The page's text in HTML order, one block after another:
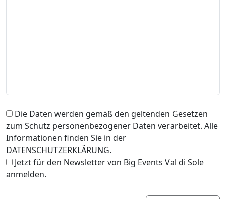
Die Daten werden gemäß den geltenden Gesetzen
zum Schutz personenbezogener Daten verarbeitet. Alle
Informationen finden Sie in der
DATENSCHUTZERKLÄRUNG.
Jetzt für den Newsletter von Big Events Val di Sole
anmelden.